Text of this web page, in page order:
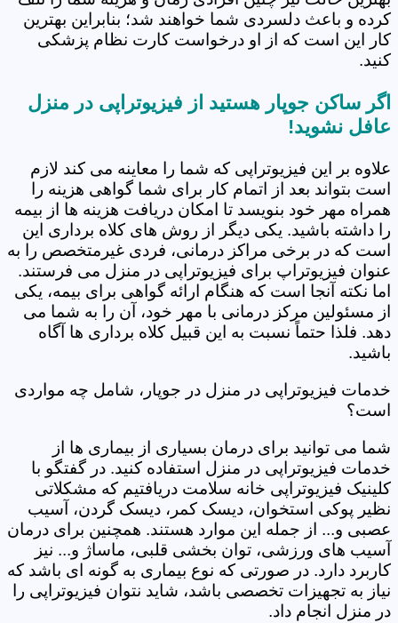
کرده و باعث دلسردی شما خواهند شد؛ بنابراین بهترین
کار این است که از او درخواست کارت نظام پزشکی
کنید.
اگر ساکن جوپار هستید از فیزیوتراپی در منزل
عافل نشوید!
علاوه بر این فیزیوتراپی که شما را معاینه می کند لازم
است بتواند بعد از اتمام کار برای شما گواهی هزینه را
همراه مهر خود بنویسد تا امکان دریافت هزینه ها از بیمه
را داشته باشید. یکی دیگر از روش های کلاه برداری این
است که در برخی مراکز درمانی، فردی غیرمتخصص را به
عنوان فیزیوتراپ برای فیزیوتراپی در منزل می فرستند.
اما نکته آنجا است که هنگام ارائه گواهی برای بیمه، یکی
از مسئولین مرکز درمانی با مهر خود، آن را به شما می
دهد. فلذا حتماً نسبت به این قبیل کلاه برداری ها آگاه
باشید.
خدمات فیزیوتراپی در منزل در جوپار، شامل چه مواردی
است؟
شما می توانید برای درمان بسیاری از بیماری ها از
خدمات فیزیوتراپی در منزل استفاده کنید. در گفتگو با
کلینیک فیزیوتراپی خانه سلامت دریافتیم که مشکلاتی
نظیر پوکی استخوان، دیسک کمر، دیسک گردن، آسیب
عصبی و... از جمله این موارد هستند. همچنین برای درمان
آسیب های ورزشی، توان بخشی قلبی، ماساژ و... نیز
کاربرد دارد. در صورتی که نوع بیماری به گونه ای باشد که
نیاز به تجهیزات تخصصی باشد، شاید نتوان فیزیوتراپی را
در منزل انجام داد.